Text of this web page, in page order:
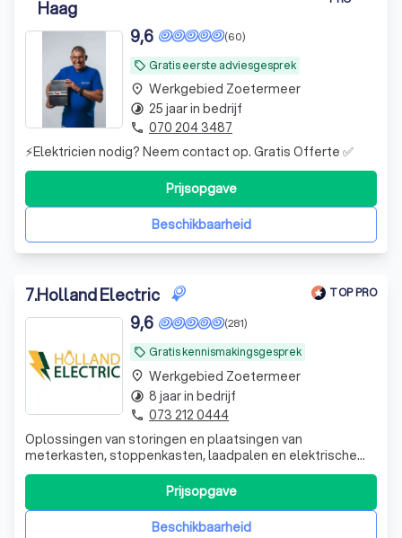
Haag
local_offer Gratis eerste adviesgesprek
(60)
9,6
⚡Elektricien nodig? Neem contact op. Gratis Offerte ✅
Beschikbaarheid
Prijsopgave
place Werkgebied Zoetermeer
timelapse 25 jaar in bedrijf
phone 070 204 3487
7.Holland Electric TOP PRO
local_offer Gratis kennismakingsgesprek
(281)
9,6
Oplossingen van storingen en plaatsingen van
meterkasten, stoppenkasten, laadpalen en elektrische
kookplaten.
Beschikbaarheid
Prijsopgave
place Werkgebied Zoetermeer
timelapse 8 jaar in bedrijf
phone 073 212 0444